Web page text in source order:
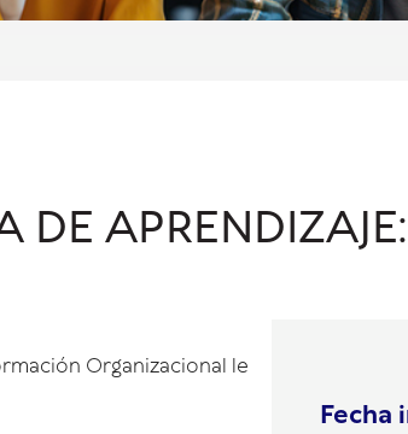
DE
Organizacional le
Fecha